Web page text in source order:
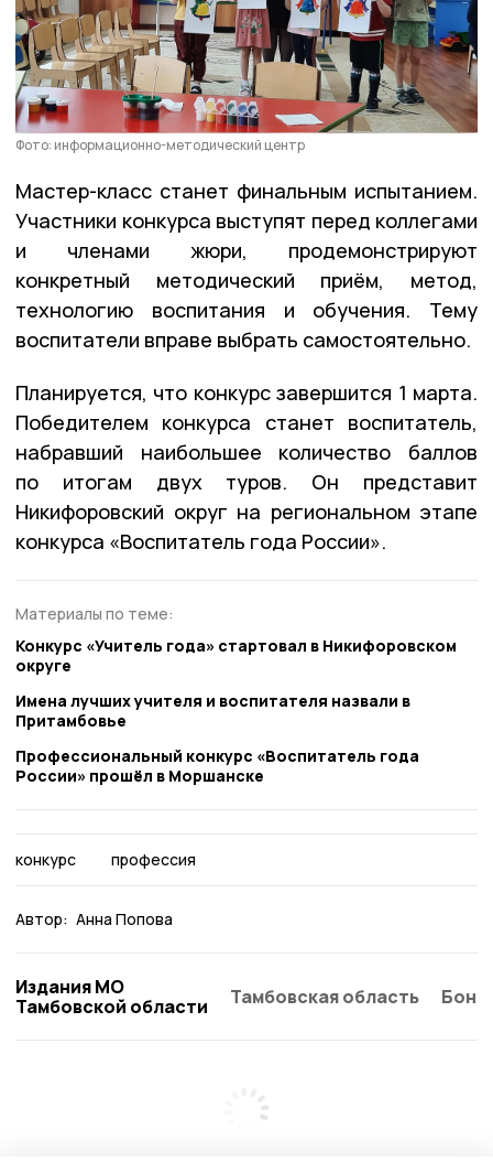
Фото: информационно-методический центр
Мастер-класс станет финальным испытанием.
Участники конкурса выступят перед коллегами
и членами жюри, продемонстрируют
конкретный методический приём, метод,
технологию воспитания и обучения. Тему
воспитатели вправе выбрать самостоятельно.
Планируется, что конкурс завершится 1 марта.
Победителем конкурса станет воспитатель,
набравший наибольшее количество баллов
по итогам двух туров. Он представит
Никифоровский округ на региональном этапе
конкурса «Воспитатель года России».
Материалы по теме:
Конкурс «Учитель года» стартовал в Никифоровском
округе
Имена лучших учителя и воспитателя назвали в
Притамбовье
Профессиональный конкурс «Воспитатель года
России» прошёл в Моршанске
конкурс профессия
Автор: Анна Попова
Издания МО
Тамбовской области
Тамбовская область